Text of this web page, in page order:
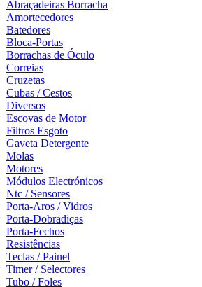
Abraçadeiras Borracha
Amortecedores
Batedores
Bloca-Portas
Borrachas de Óculo
Correias
Cruzetas
Cubas / Cestos
Diversos
Escovas de Motor
Filtros Esgoto
Gaveta Detergente
Molas
Motores
Módulos Electrónicos
Ntc / Sensores
Porta-Aros / Vidros
Porta-Dobradiças
Porta-Fechos
Resistências
Teclas / Painel
Timer / Selectores
Tubo / Foles